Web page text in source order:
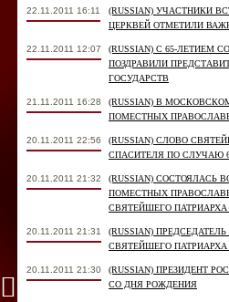
22.11.2011 16:11
(RUSSIAN) УЧАСТНИКИ
ЦЕРКВЕЙ ОТМЕТИЛИ
22.11.2011 12:07
(RUSSIAN) С 65-
ПОЗДРАВИЛИ
ГОСУДАРСТВ
21.11.2011 16:28
(RUSSIAN) В
ПОМЕСТНЫХ
20.11.2011 22:56
(RUSSIAN) СЛОВО
СПАСИТЕЛЯ ПО СЛУЧАЮ
20.11.2011 21:32
(RUSSIAN)
ПОМЕСТНЫХ
СВЯТЕЙШЕГО
20.11.2011 21:31
(RUSSIAN)
СВЯТЕЙШЕГО
20.11.2011 21:30
(RUSSIAN) ПРЕЗИДЕНТ
СО ДНЯ РОЖДЕНИЯ